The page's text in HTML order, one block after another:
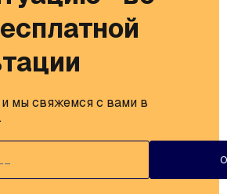
мы свяжемся с вами в